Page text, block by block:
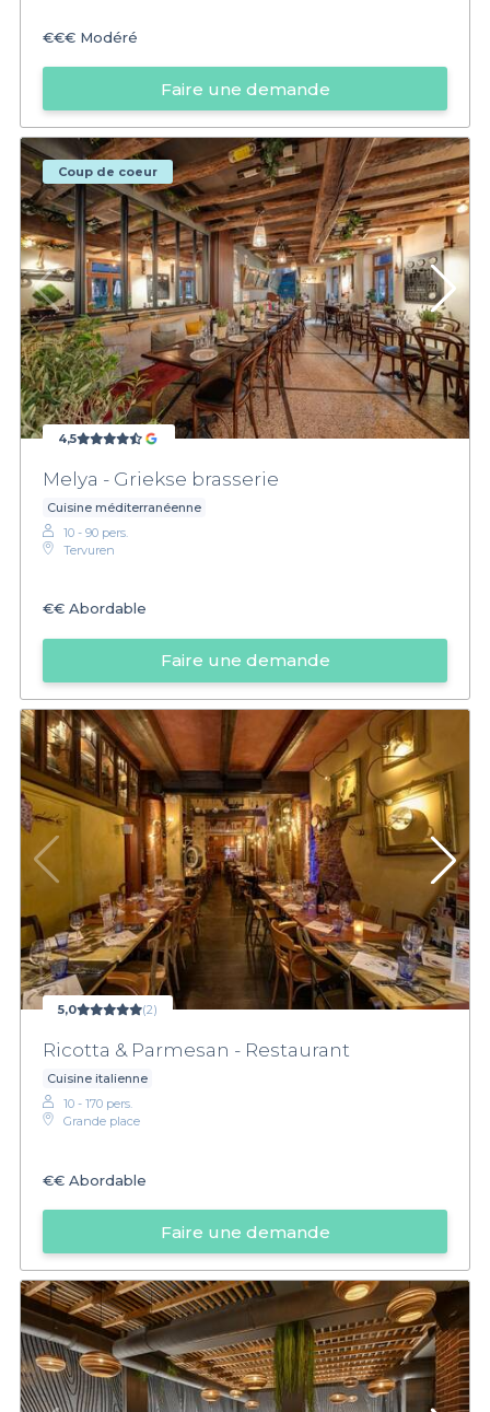
€€€ Modéré
Faire une demande
Coup de coeur
4,5
Melya - Griekse brasserie
Cuisine méditerranéenne
10 - 90 pers.
Tervuren
€€ Abordable
Faire une demande
5,0 (2)
Ricotta & Parmesan - Restaurant
Cuisine italienne
10 - 170 pers.
Grande place
€€ Abordable
Faire une demande